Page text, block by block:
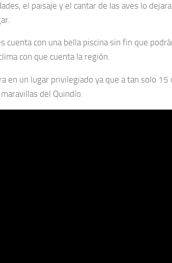
el paisaje y el cantar de las aves lo
cuenta con una bella piscina sin fin que
con que cuenta la región.
en un lugar privilegiado ya que a tan solo
del Quindío.